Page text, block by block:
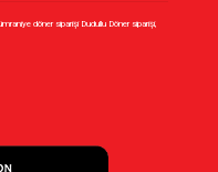
döner siparişi Dudullu Döner siparişi,